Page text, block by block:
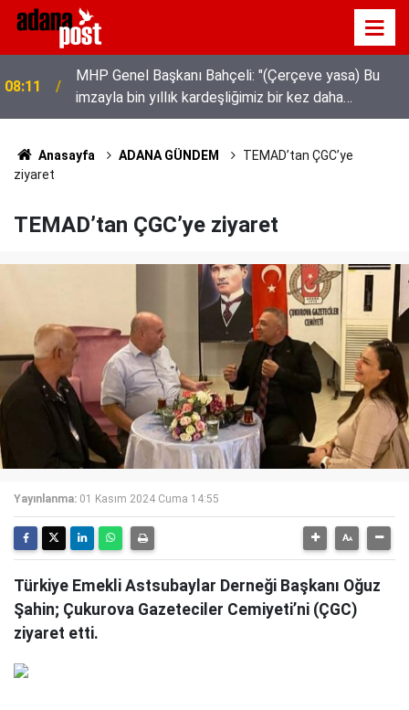
08:04
Tarsus'ta üzüm üreticileri fiyat farkına tepki
gösterdi
Anasayfa ADANA GÜNDEM
TEMAD’tan ÇGC’ye
ziyaret
TEMAD’tan ÇGC’ye ziyaret
Yayınlanma: 01 Kasım 2024 Cuma 14:55
Türkiye Emekli Astsubaylar Derneği Başkanı Oğuz
Şahin; Çukurova Gazeteciler Cemiyeti’ni (ÇGC)
ziyaret etti.